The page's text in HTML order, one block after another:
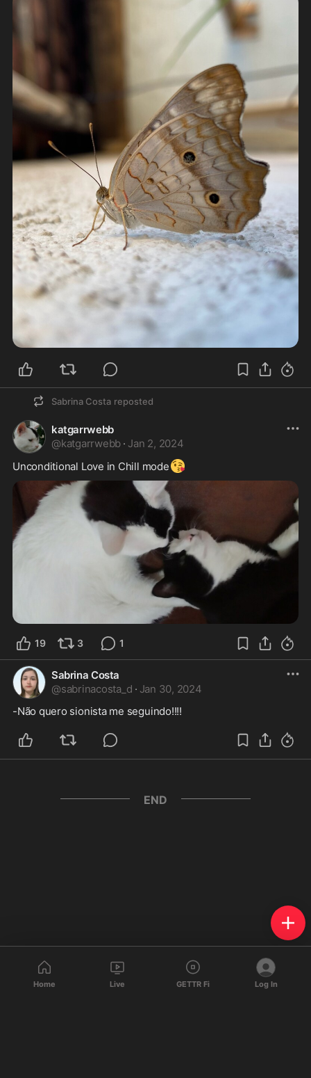
Sabrina Costa reposted
katgarrwebb
@katgarrwebb · Jan 2, 2024
Unconditional Love in Chill mode😘
19 3 1
Sabrina Costa
@sabrinacosta_d · Jan 30, 2024
-Não quero sionista me seguindo!!!!
END
Home Live GETTR Fi Log In